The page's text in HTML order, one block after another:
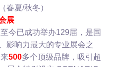
夏/秋冬）
展
已成功举办129届，是国
影响力最大的专业展会之
500多个顶级品牌，吸引超